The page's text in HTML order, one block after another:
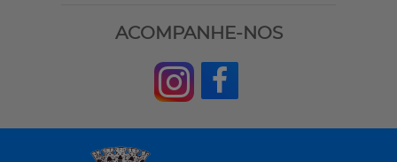
ACOMPANHE-NOS